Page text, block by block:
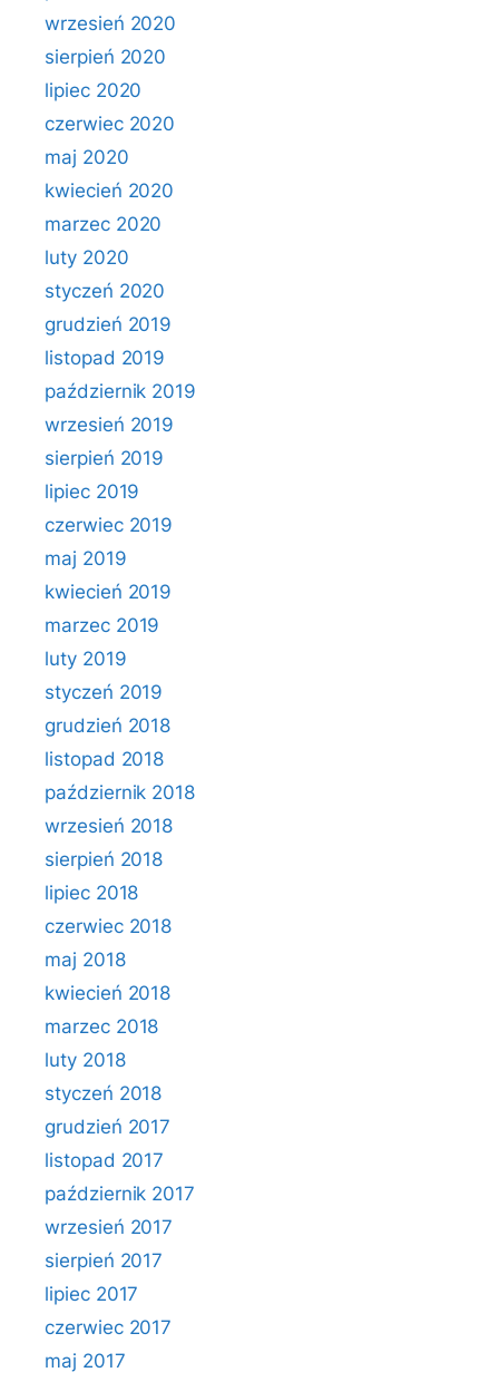
wrzesień 2020
sierpień 2020
lipiec 2020
czerwiec 2020
maj 2020
kwiecień 2020
marzec 2020
luty 2020
styczeń 2020
grudzień 2019
listopad 2019
październik 2019
wrzesień 2019
sierpień 2019
lipiec 2019
czerwiec 2019
maj 2019
kwiecień 2019
marzec 2019
luty 2019
styczeń 2019
grudzień 2018
listopad 2018
październik 2018
wrzesień 2018
sierpień 2018
lipiec 2018
czerwiec 2018
maj 2018
kwiecień 2018
marzec 2018
luty 2018
styczeń 2018
grudzień 2017
listopad 2017
październik 2017
wrzesień 2017
sierpień 2017
lipiec 2017
czerwiec 2017
maj 2017